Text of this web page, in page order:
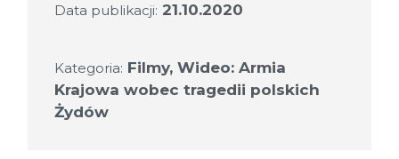
Data publikacji: 21.10.2020
Kategoria: Filmy,Wideo: Armia
Krajowa wobec tragedii polskich
Żydów